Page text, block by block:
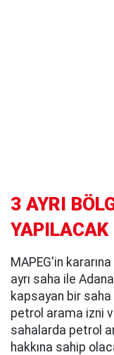
3 AYRI
YAPILACAK
MAPEG'in
ayrı saha ile
kapsayan bir
petrol arama izni
sahalarda petrol
hakkına sahip